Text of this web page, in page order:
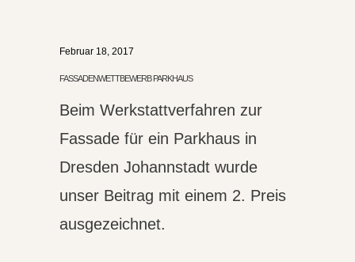
Februar 18, 2017
FASSADENWETTBEWERB PARKHAUS
Beim Werkstattverfahren zur
Fassade für ein Parkhaus in
Dresden Johannstadt wurde
unser Beitrag mit einem 2. Preis
ausgezeichnet.